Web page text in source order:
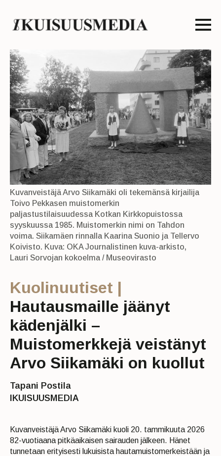
Kuvanveistäjä Arvo Siikamäki oli tekemänsä kirjailija
Toivo Pekkasen muistomerkin
paljastustilaisuudessa Kotkan Kirkkopuistossa
syyskuussa 1985. Muistomerkin nimi on Tahdon
voima. Siikamäen rinnalla Kaarina Suonio ja Tellervo
Koivisto. Kuva: OKA Journalistinen kuva-arkisto,
Lauri Sorvojan kokoelma / Museovirasto
Kuolinuutiset |
Hautausmaille jäänyt
kädenjälki –
Muistomerkkejä veistänyt
Arvo Siikamäki on kuollut
Tapani Postila
IKUISUUSMEDIA
Kuvanveistäjä Arvo Siikamäki kuoli 20. tammikuuta 2026
82-vuotiaana pitkäaikaisen sairauden jälkeen. Hänet
tunnetaan erityisesti lukuisista hautamuistomerkeistään ja